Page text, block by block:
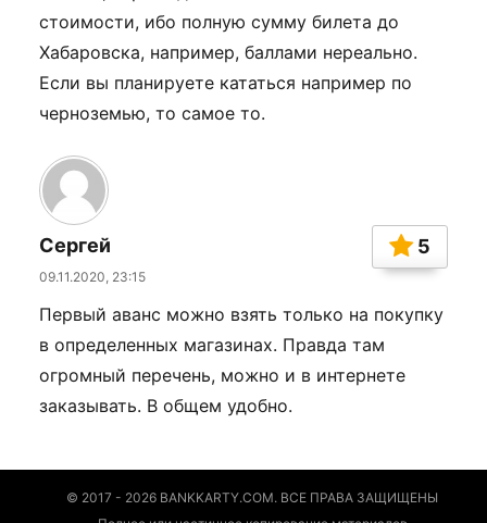
стоимости, ибо полную сумму билета до
Хабаровска, например, баллами нереально.
Если вы планируете кататься например по
черноземью, то самое то.
Сергей
09.11.2020, 23:15
5
Первый аванс можно взять только на покупку
в определенных магазинах. Правда там
огромный перечень, можно и в интернете
заказывать. В общем удобно.
© 2017 - 2026 BANKKARTY.COM. ВСЕ ПРАВА ЗАЩИЩЕНЫ